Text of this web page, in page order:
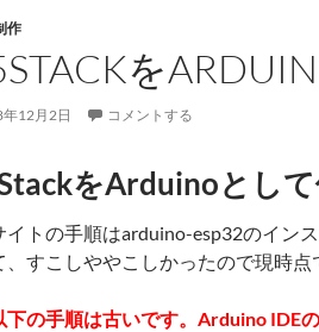
作
を
12月2日 コメントする
をArduinoとし
イトの手順はarduino-esp32のイン
、すこしややこしかったので現時点
下の手順は古いです。Arduino IDE